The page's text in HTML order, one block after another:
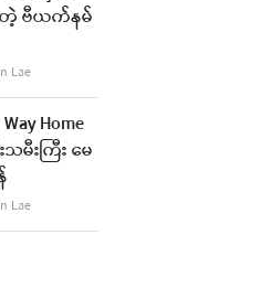
တဲ့ ဗီယက်နမ်
Lae
Home
မီးကြီး မေ
Lae